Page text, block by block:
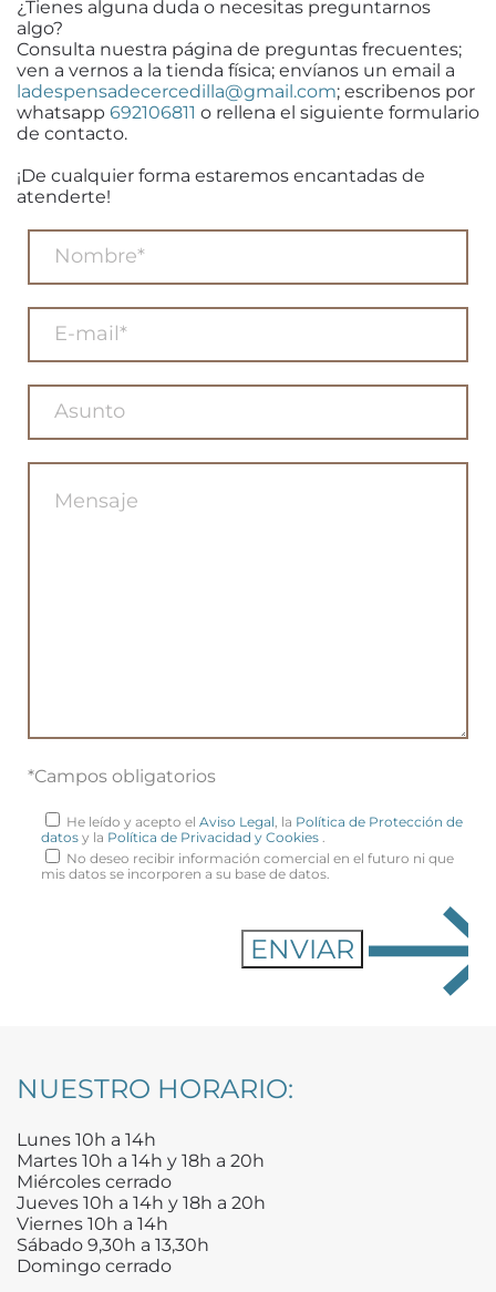
¿Tienes alguna duda o necesitas preguntarnos
algo?
Consulta nuestra página de preguntas frecuentes;
ven a vernos a la tienda física; envíanos un email a
ladespensadecercedilla@gmail.com; escribenos por
whatsapp 692106811 o rellena el siguiente formulario
de contacto.
¡De cualquier forma estaremos encantadas de
atenderte!
*Campos obligatorios
He leído y acepto el Aviso Legal, la Política de Protección de
datos y la Política de Privacidad y Cookies .
No deseo recibir información comercial en el futuro ni que
mis datos se incorporen a su base de datos.
NUESTRO HORARIO:
Lunes 10h a 14h
Martes 10h a 14h y 18h a 20h
Miércoles cerrado
Jueves 10h a 14h y 18h a 20h
Viernes 10h a 14h
Sábado 9,30h a 13,30h
Domingo cerrado